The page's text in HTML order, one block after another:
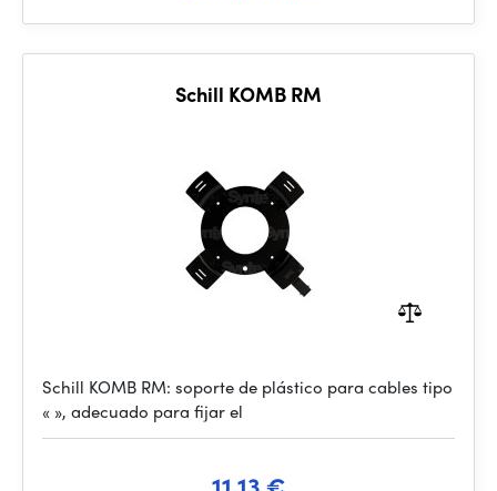
Schill KOMB RM
Schill KOMB RM: soporte de plástico para cables tipo
« », adecuado para fijar el